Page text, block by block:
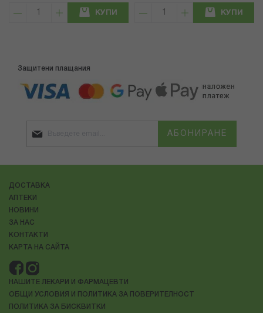
КУПИ КУПИ
Защитени плащания
АБОНИРАНЕ
ДОСТАВКА
АПТЕКИ
НОВИНИ
ЗА НАС
КОНТАКТИ
КАРТА НА САЙТА
НАШИТЕ ЛЕКАРИ И ФАРМАЦЕВТИ
ОБЩИ УСЛОВИЯ И ПОЛИТИКА ЗА ПОВЕРИТЕЛНОСТ
ПОЛИТИКА ЗА БИСКВИТКИ